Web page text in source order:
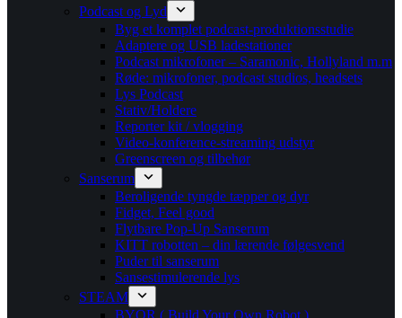
Podcast og Lyd
Byg et komplet podcast-produktionsstudie
Adaptere og USB ladestationer
Podcast mikrofoner – Saramonic, Hollyland m.m
Røde: mikrofoner, podcast studios, headsets
Lys Podcast
Stativ/Holdere
Reporter kit / vlogging
Video-konference-streaming udstyr
Greenscreen og tilbehør
Sanserum
Beroligende tyngde tæpper og dyr
Fidget, Feel good
Flytbare Pop-Up Sanserum
KITT robotten – din lærende følgesvend
Puder til sanserum
Sansestimulerende lys
STEAM
BYOR ( Build Your Own Robot )